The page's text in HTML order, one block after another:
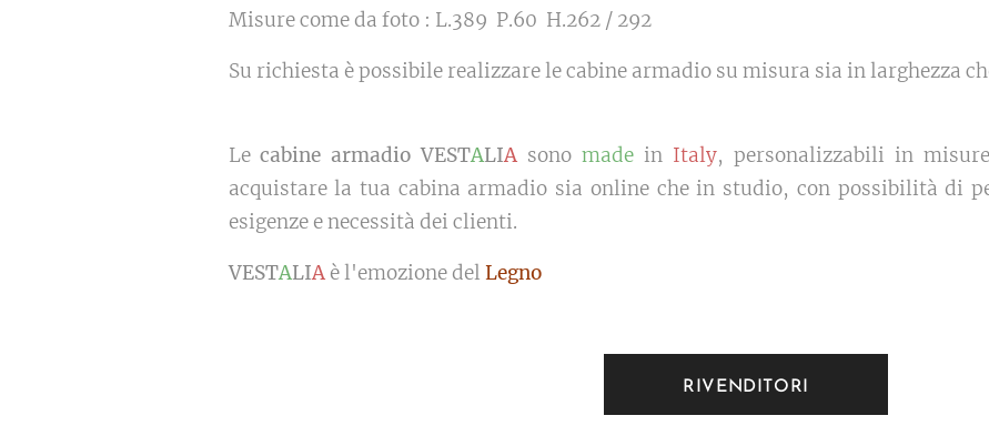
Misure come da foto : L.389 P.60 H.262 / 292
Su richiesta è possibile realizzare le cabine armadio su misura sia in larghezza
Lecabine armadio VESTALIA sonomade in Italy, personalizzabili in
acquistare la tua cabina armadio sia online che in studio, con possibilità di
esigenze e necessità dei clienti.
VESTALIA è l'emozione del Legno
RIVENDITORI